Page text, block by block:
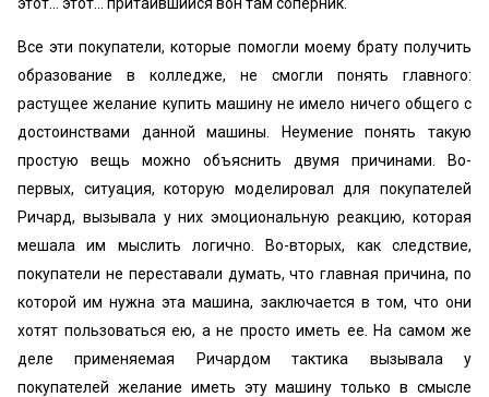
Все эти покупатели, которые помогли моему брату получить
образование в колледже, не смогли понять главного:
растущее желание купить машину не имело ничего общего с
достоинствами данной машины. Неумение понять такую
простую вещь можно объяснить двумя причинами. Во-
первых, ситуация, которую моделировал для покупателей
Ричард, вызывала у них эмоциональную реакцию, которая
мешала им мыслить логично. Во-вторых, как следствие,
покупатели не переставали думать, что главная причина, по
которой им нужна эта машина, заключается в том, что они
хотят пользоваться ею, а не просто иметь ее. На самом же
деле применяемая Ричардом тактика вызывала у
покупателей желание иметь эту машину только в смысле